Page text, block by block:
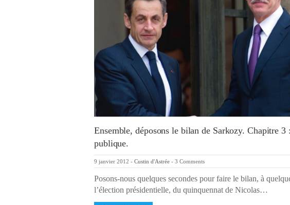
Ensemble, déposons le bilan de Sarkozy. Chapitre 3
publique.
9 janvier 2012 - Custin d'Astrée - 3 Comments
Posons-nous quelques secondes pour faire le bilan, à
l’élection présidentielle, du quinquennat de Nicolas…